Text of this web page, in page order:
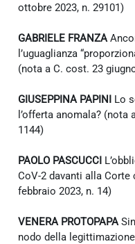
ottobre 2023, n. 29101)
GABRIELE FRANZA
l’uguaglianza
(nota a C. cost. 23
GIUSEPPINA PAPINI Lo
l’offerta anomala? (nota
1144)
PAOLO PASCUCCI
CoV-2 davanti alla
febbraio 2023, n. 14)
VENERA PROTOPAPA
nodo della